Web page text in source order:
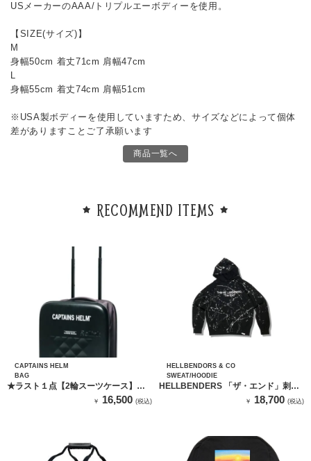
USメーカーのAAA/トリプルエーボディーを使用。
【SIZE(サイズ)】
M
身幅50cm 着丈71cm 肩幅47cm
L
身幅55cm 着丈74cm 肩幅51cm
※USA製ボディーを使用していますため、サイズなどによって個体
差がありますことご了承願います
商品一覧へ
RECOMMEND ITEMS
CAPTAINS HELM
BAG
★ラスト１点【2輪スーツケース】
Rolink × CAPTAINS HELM
￥ 16,500 (税込)
HELLBENDORS & CO
SWEAT/HOODIE
HELLBENDERS 「ザ・エンド」刺繍
￥ 18,700 (税込)